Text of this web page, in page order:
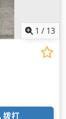
1 / 13
拨打